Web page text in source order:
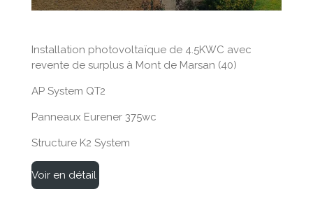
Installation photovoltaïque de 4.5KWC avec
revente de surplus à Mont de Marsan (40)
AP System QT2
Panneaux Eurener 375wc
Structure K2 System
Voir en détail